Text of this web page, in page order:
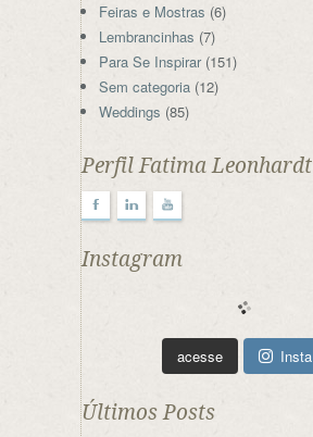
Feiras e Mostras (6)
Lembrancinhas (7)
Para Se Inspirar (151)
Sem categoria (12)
Weddings (85)
Perfil Fatima Leonhardt
F l y
Instagram
acesse Insta
Últimos Posts